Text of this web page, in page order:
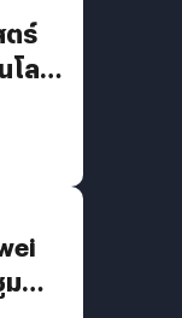
ตร์
โลยี